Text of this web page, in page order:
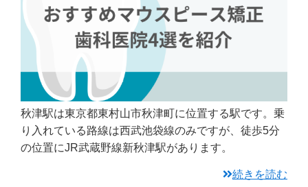
秋津駅は東京都東村山市秋津町に位置する駅です。乗
り入れている路線は西武池袋線のみですが、徒歩5分
の位置にJR武蔵野線新秋津駅があります。
続きを読む